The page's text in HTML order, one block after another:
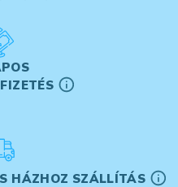
HÁZHOZ SZÁLLÍTÁS